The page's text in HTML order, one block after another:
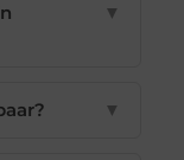
▼
▼